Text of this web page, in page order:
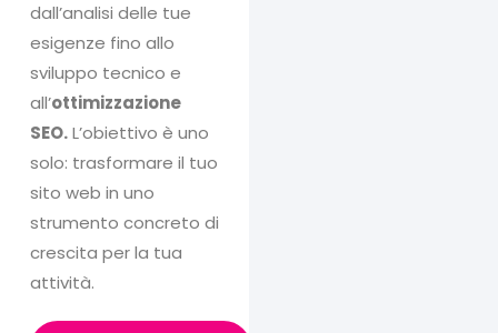
dall’analisi delle tue
esigenze fino allo
sviluppo tecnico e
all’ottimizzazione
SEO.L’obiettivo è uno
solo: trasformare il tuo
sito web in uno
strumento concreto di
crescita per la tua
attività.